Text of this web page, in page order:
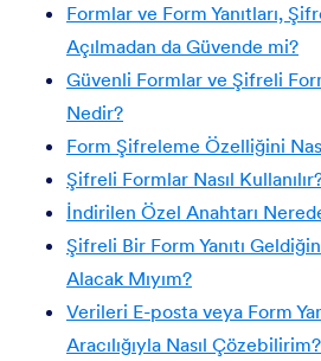
Formlar ve Form Yanıtları,
Açılmadan da Güvende mi?
Güvenli Formlar ve Şifreli
Nedir?
Form Şifreleme Özelliğini
Şifreli Formlar Nasıl
İndirilen Özel Anahtarı
Şifreli Bir Form Yanıtı
Alacak Mıyım?
Verileri E-posta veya Form
Aracılığıyla Nasıl Çözebilirim?